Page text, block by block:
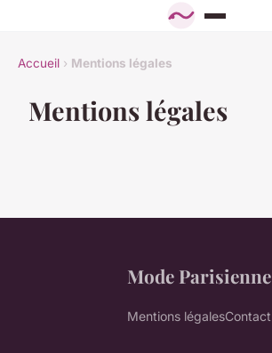
Accueil › Mentions légales
Mentions légales
Mode Parisienne
Mentions légalesContact